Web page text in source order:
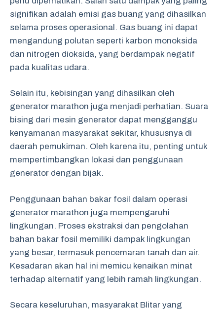
signifikan adalah emisi gas buang yang dihasilkan
selama proses operasional. Gas buang ini dapat
mengandung polutan seperti karbon monoksida
dan nitrogen dioksida, yang berdampak negatif
pada kualitas udara.
Selain itu, kebisingan yang dihasilkan oleh
generator marathon juga menjadi perhatian. Suara
bising dari mesin generator dapat mengganggu
kenyamanan masyarakat sekitar, khususnya di
daerah pemukiman. Oleh karena itu, penting untuk
mempertimbangkan lokasi dan penggunaan
generator dengan bijak.
Penggunaan bahan bakar fosil dalam operasi
generator marathon juga mempengaruhi
lingkungan. Proses ekstraksi dan pengolahan
bahan bakar fosil memiliki dampak lingkungan
yang besar, termasuk pencemaran tanah dan air.
Kesadaran akan hal ini memicu kenaikan minat
terhadap alternatif yang lebih ramah lingkungan.
Secara keseluruhan, masyarakat Blitar yang